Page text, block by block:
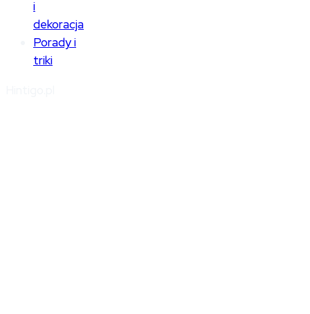
i
dekoracja
Porady i
triki